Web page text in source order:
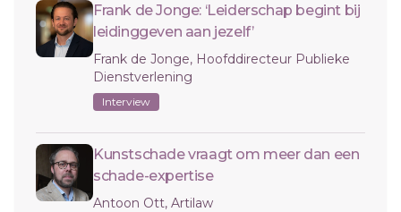
Frank de Jonge: ‘Leiderschap begint bij
leidinggeven aan jezelf’
Frank de Jonge, Hoofddirecteur Publieke
Dienstverlening
Interview
Kunstschade vraagt om meer dan een
schade-expertise
Antoon Ott, Artilaw